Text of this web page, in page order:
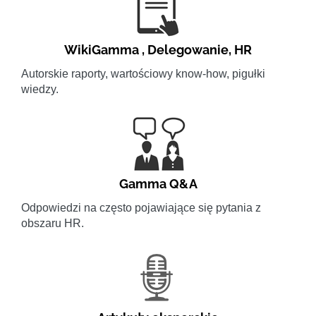
WikiGamma , Delegowanie, HR
Autorskie raporty, wartościowy know-how, pigułki
wiedzy.
Gamma Q&A
Odpowiedzi na często pojawiające się pytania z
obszaru HR.